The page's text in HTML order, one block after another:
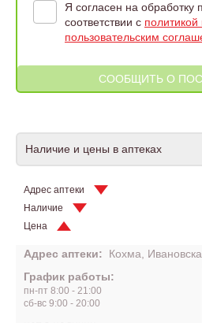
Я согласен на
соответствии с
пользовательским
Наличие и цены в аптеках
Адрес аптеки
Наличие
Цена
Адрес аптеки:
Кохма,
График работы:
пн-пт 8:00 - 21:00
сб-вс 9:00 - 20:00